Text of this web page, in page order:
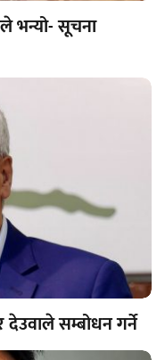
भन्यो- सूचना
सम्बोधन गर्ने